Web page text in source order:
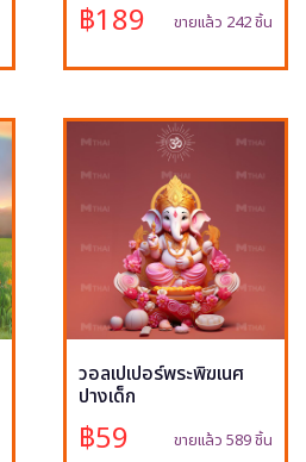
฿189 ขายแล้ว 242 ชิ้น
วอลเปเปอร์พระพิฆเนศ
ปางเด็ก
฿59 ขายแล้ว 589 ชิ้น